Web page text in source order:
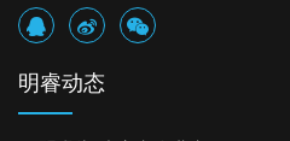
明睿动态